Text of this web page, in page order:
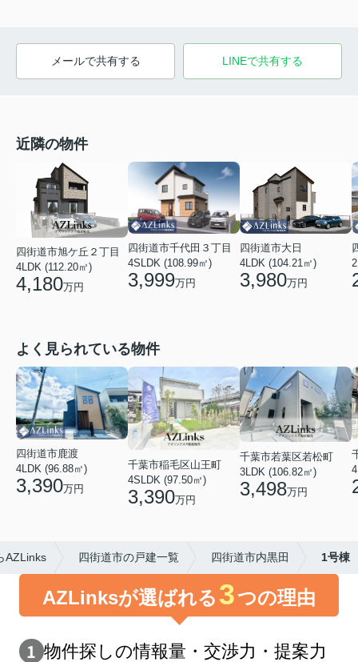
メールで共有する LINEで共有する
近隣の物件
四街道市旭ケ丘２丁目
4LDK (112.20㎡)
4,180万円
四街道市千代田３丁目
4SLDK (108.99㎡)
3,999万円
四街道市大日
4LDK (104.21㎡)
3,980万円
よく見られている物件
四街道市鹿渡
4LDK (96.88㎡)
3,390万円
千葉市稲毛区山王町
4SLDK (97.50㎡)
3,390万円
千葉市若葉区若松町
3LDK (106.82㎡)
3,498万円
AZLinks 四街道市の戸建一覧 四街道市内黒田 1号棟
AZLinksが選ばれる 3つの理由
物件探しの情報量・交渉⼒・提案⼒